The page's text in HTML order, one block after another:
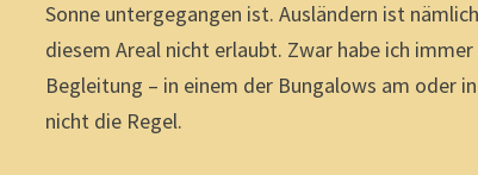
Sonne untergegangen ist. Ausländern ist
diesem Areal nicht erlaubt. Zwar habe ich
Begleitung – in einem der Bungalows am oder
nicht die Regel.